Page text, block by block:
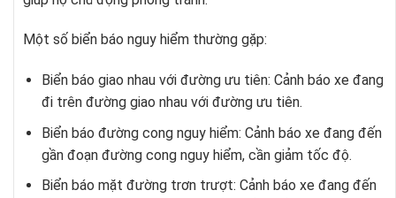
Một số biển báo nguy hiểm thường gặp:
Biển báo giao nhau với đường ưu tiên: Cảnh báo xe đang
đi trên đường giao nhau với đường ưu tiên.
Biển báo đường cong nguy hiểm: Cảnh báo xe đang đến
gần đoạn đường cong nguy hiểm, cần giảm tốc độ.
Biển báo mặt đường trơn trượt: Cảnh báo xe đang đến